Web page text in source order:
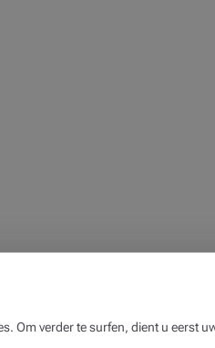
Om verder te surfen, dient u eerst